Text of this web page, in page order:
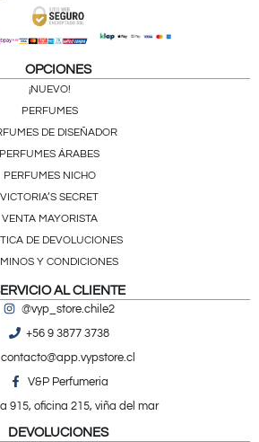
OPCIONES
¡NUEVO!
PERFUMES
DE DISEÑADOR
PERFUMES ÁRABES
PERFUMES NICHO
VICTORIA’S SECRET
VENTA MAYORISTA
DE DEVOLUCIONES
Y CONDICIONES
AL CLIENTE
@vyp_store.chile2
+56 9 3877 3738
contacto@app.vypstore.cl
V&P Perfumeria
915, oficina 215, viña del mar
DEVOLUCIONES